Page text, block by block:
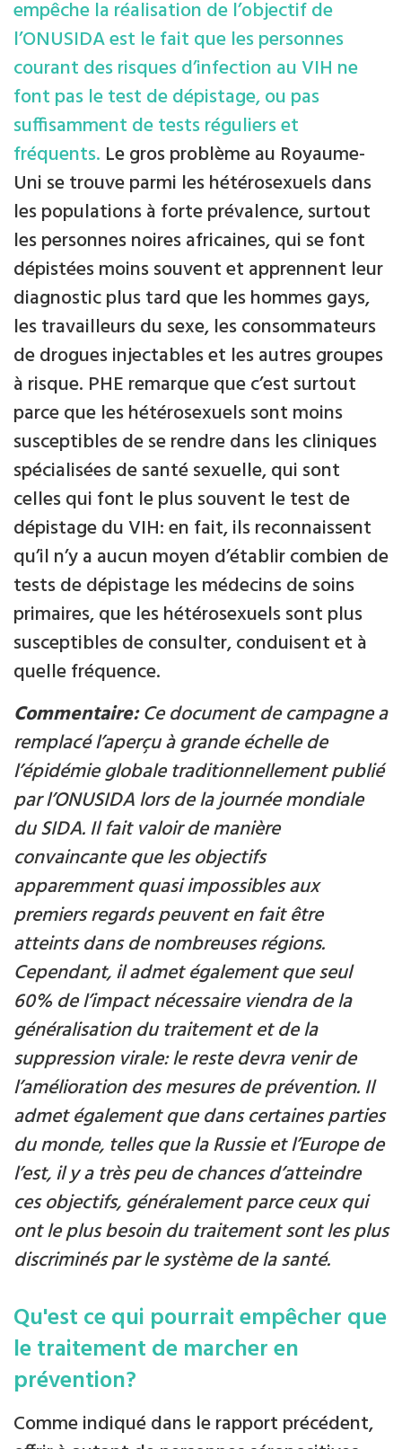
empêche la réalisation de l’objectif de
l’ONUSIDA est le fait que les personnes
courant des risques d’infection au VIH ne
font pas le test de dépistage, ou pas
suffisamment de tests réguliers et
fréquents. Le gros problème au Royaume-
Uni se trouve parmi les hétérosexuels dans
les populations à forte prévalence, surtout
les personnes noires africaines, qui se font
dépistées moins souvent et apprennent leur
diagnostic plus tard que les hommes gays,
les travailleurs du sexe, les consommateurs
de drogues injectables et les autres groupes
à risque. PHE remarque que c’est surtout
parce que les hétérosexuels sont moins
susceptibles de se rendre dans les cliniques
spécialisées de santé sexuelle, qui sont
celles qui font le plus souvent le test de
dépistage du VIH: en fait, ils reconnaissent
qu’il n’y a aucun moyen d’établir combien de
tests de dépistage les médecins de soins
primaires, que les hétérosexuels sont plus
susceptibles de consulter, conduisent et à
quelle fréquence.
Commentaire:Ce document de campagne a
remplacé l’aperçu à grande échelle de
l’épidémie globale traditionnellement publié
par l’ONUSIDA lors de la journée mondiale
du SIDA. Il fait valoir de manière
convaincante que les objectifs
apparemment quasi impossibles aux
premiers regards peuvent en fait être
atteints dans de nombreuses régions.
Cependant, il admet également que seul
60% de l’impact nécessaire viendra de la
généralisation du traitement et de la
suppression virale: le reste devra venir de
l’amélioration des mesures de prévention. Il
admet également que dans certaines parties
du monde, telles que la Russie et l’Europe de
l’est, il y a très peu de chances d’atteindre
ces objectifs, généralement parce ceux qui
ont le plus besoin du traitement sont les plus
discriminés par le système de la santé.
Qu'est ce qui pourrait empêcher que
le traitement de marcher en
prévention?
Comme indiqué dans le rapport précédent,